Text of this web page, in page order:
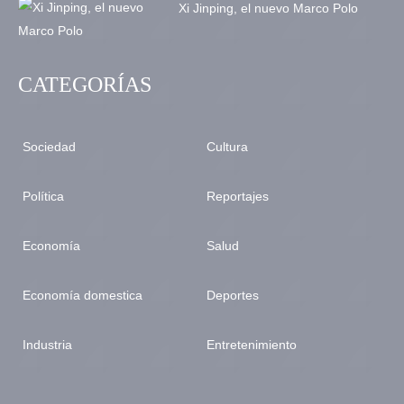
Xi Jinping, el nuevo Marco Polo
CATEGORÍAS
Sociedad
Política
Economía
Economía domestica
Industria
Cultura
Reportajes
Salud
Deportes
Entretenimiento